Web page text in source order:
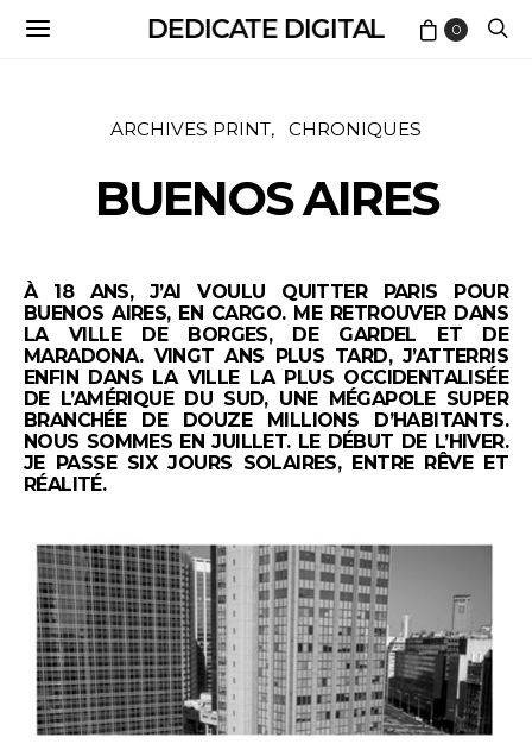
DEDICATE DIGITAL 0
ARCHIVES PRINT CHRONIQUES
BUENOS AIRES
À 18 ANS, J’AI VOULU QUITTER PARIS POUR
BUENOS AIRES, EN CARGO. ME RETROUVER DANS
LA VILLE DE BORGES, DE GARDEL ET DE
MARADONA. VINGT ANS PLUS TARD, J’ATTERRIS
ENFIN DANS LA VILLE LA PLUS OCCIDENTALISÉE
DE L’AMÉRIQUE DU SUD, UNE MÉGAPOLE SUPER
BRANCHÉE DE DOUZE MILLIONS D’HABITANTS.
NOUS SOMMES EN JUILLET. LE DÉBUT DE L’HIVER.
JE PASSE SIX JOURS SOLAIRES, ENTRE RÊVE ET
RÉALITÉ.